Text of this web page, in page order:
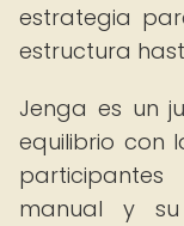
estrategia
estructura
Jenga es un
equilibrio con
manual y